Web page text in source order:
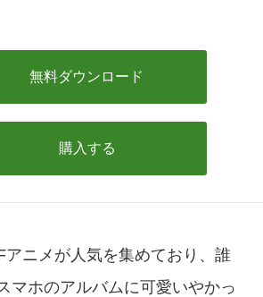
無料ダウンロード
購入する
アニメが人気を集めており、誰
マホのアルバムに可愛いやかっ